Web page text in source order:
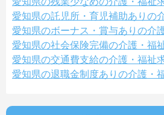
愛知県の託児所・育児補助ありの
愛知県のボーナス・賞与ありの介
愛知県の社会保険完備の介護・福
愛知県の交通費支給の介護・福祉
愛知県の退職金制度ありの介護・